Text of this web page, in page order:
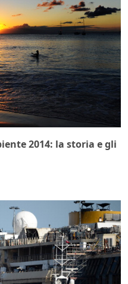
2014: la storia e gli